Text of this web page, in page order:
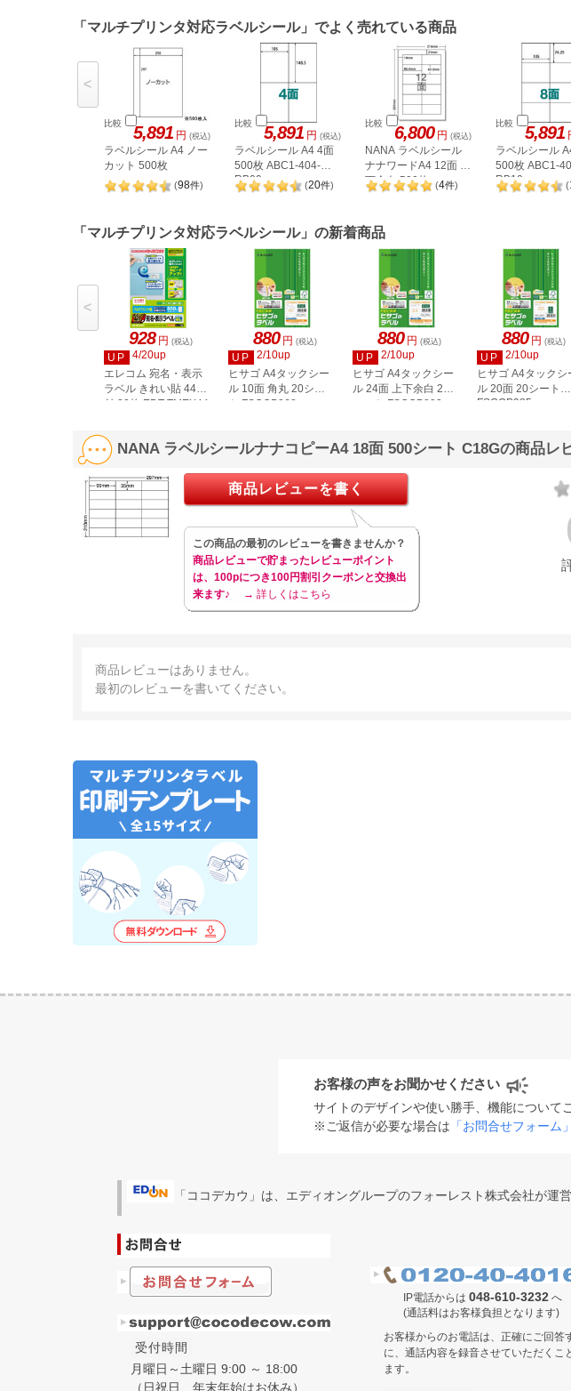
「マルチプリンタ対応ラベルシール」でよく売れている商品
比較 5,891 円 (税込)
ラベルシール A4 ノー
カット 500枚
(98件)
比較 5,891 円 (税込)
ラベルシール A4 4面
500枚 ABC1-404-
RB09
(20件)
比較 6,800 円 (税込)
NANA ラベルシール
ナナワードA4 12面 上
下余白 500枚
LDW12P
(4件)
比較 5,891
ラベルシール
500枚 ABC1-
RB10
(
<
「マルチプリンタ対応ラベルシール」の新着商品
928 円 (税込)
UP
4/20up
エレコム 宛名・表示
ラベル きれい貼 44面
付 20枚 EDT-TMEX44
880 円 (税込)
UP
2/10up
ヒサゴ A4タックシー
ル 10面 角丸 20シー
ト FSCOP868
880 円 (税込)
UP
2/10up
ヒサゴ A4タックシー
ル 24面 上下余白 20
シート FSCOP883
880 円 (税込)
UP
2/10up
ヒサゴ A4タックシ
ル 20面 20シート
FSCOP985
<
NANA ラベルシールナナコピーA4 18面 500シート C18Gの商品レ
商品レビューを書く
この商品の最初のレビューを書きませんか？
商品レビューで貯まったレビューポイント
は、100pにつき100円割引クーポンと交換出
来ます♪
→ 詳しくはこちら
商品レビューはありません。
最初のレビューを書いてください。
お客様の声をお聞かせください
サイトのデザインや使い勝手、機能について
※ご返信が必要な場合は 「お問合せフォーム」
「ココデカウ」は、エディオングループのフォーレスト株式会社が運
受付時間
月曜日～土曜日 9:00 ～ 18:00
（日祝日、年末年始はお休み）
IP電話からは 048-610-3232 へ
(通話料はお客様負担となります)
お客様からのお電話は、正確にご回答
に、通話内容を録音させていただくこ
ます。